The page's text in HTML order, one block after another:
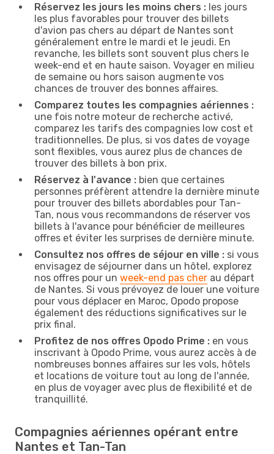
Réservez les jours les moins chers : les jours
les plus favorables pour trouver des billets
d'avion pas chers au départ de Nantes sont
généralement entre le mardi et le jeudi. En
revanche, les billets sont souvent plus chers le
week-end et en haute saison. Voyager en milieu
de semaine ou hors saison augmente vos
chances de trouver des bonnes affaires.
Comparez toutes les compagnies aériennes :
une fois notre moteur de recherche activé,
comparez les tarifs des compagnies low cost et
traditionnelles. De plus, si vos dates de voyage
sont flexibles, vous aurez plus de chances de
trouver des billets à bon prix.
Réservez à l'avance : bien que certaines
personnes préfèrent attendre la dernière minute
pour trouver des billets abordables pour Tan-
Tan, nous vous recommandons de réserver vos
billets à l'avance pour bénéficier de meilleures
offres et éviter les surprises de dernière minute.
Consultez nos offres de séjour en ville : si vous
envisagez de séjourner dans un hôtel, explorez
nos offres pour un week-end pas cher au départ
de Nantes. Si vous prévoyez de louer une voiture
pour vous déplacer en Maroc, Opodo propose
également des réductions significatives sur le
prix final.
Profitez de nos offres Opodo Prime : en vous
inscrivant à Opodo Prime, vous aurez accès à de
nombreuses bonnes affaires sur les vols, hôtels
et locations de voiture tout au long de l'année,
en plus de voyager avec plus de flexibilité et de
tranquillité.
Compagnies aériennes opérant entre
Nantes et Tan-Tan